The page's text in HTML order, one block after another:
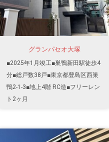
グランパセオ大塚
■2025年1月竣工■巣鴨新田駅徒歩4
分■総戸数38戸■東京都豊島区西巣
鴨2-1-3■地上4階 RC造■フリーレン
ト2ヶ月